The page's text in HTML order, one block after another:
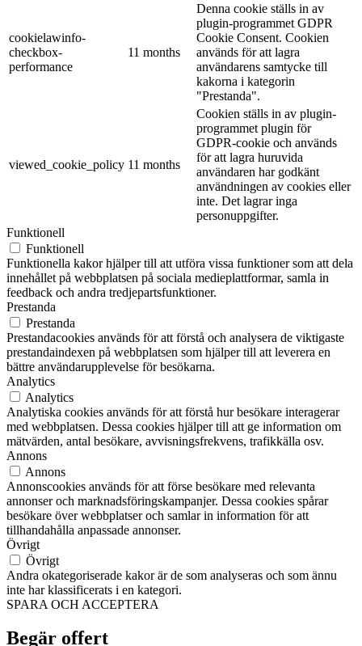
cookielawinfo-
checkbox-
performance
11 months
Denna cookie ställs in av
plugin-programmet GDPR
Cookie Consent. Cookien
används för att lagra
användarens samtycke till
kakorna i kategorin
"Prestanda".
viewed_cookie_policy 11 months
Cookien ställs in av plugin-
programmet plugin för
GDPR-cookie och används
för att lagra huruvida
användaren har godkänt
användningen av cookies eller
inte. Det lagrar inga
personuppgifter.
Funktionell
Funktionell
Funktionella kakor hjälper till att utföra vissa funktioner som att dela
innehållet på webbplatsen på sociala medieplattformar, samla in
feedback och andra tredjepartsfunktioner.
Prestanda
Prestanda
Prestandacookies används för att förstå och analysera de viktigaste
prestandaindexen på webbplatsen som hjälper till att leverera en
bättre användarupplevelse för besökarna.
Analytics
Analytics
Analytiska cookies används för att förstå hur besökare interagerar
med webbplatsen. Dessa cookies hjälper till att ge information om
mätvärden, antal besökare, avvisningsfrekvens, trafikkälla osv.
Annons
Annons
Annonscookies används för att förse besökare med relevanta
annonser och marknadsföringskampanjer. Dessa cookies spårar
besökare över webbplatser och samlar in information för att
tillhandahålla anpassade annonser.
Övrigt
Övrigt
Andra okategoriserade kakor är de som analyseras och som ännu
inte har klassificerats i en kategori.
SPARA OCH ACCEPTERA
Begär offert